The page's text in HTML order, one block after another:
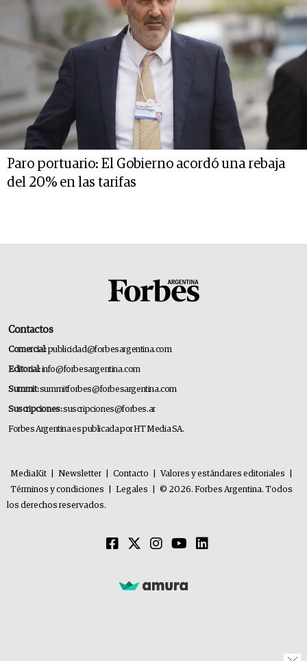
Paro portuario: El Gobierno acordó una rebaja
del 20% en las tarifas
Contactos
Comercial:publicidad@forbesargentina.com
Editorial:info@forbesargentina.com
Summit:summitforbes@forbesargentina.com
Suscripciones:suscripciones@forbes.ar
Forbes Argentina es publicada por HT Media SA.
MediaKit Newsletter Contacto Valores y estándares editoriales
Términos y condiciones
Legales
© 2026. Forbes Argentina. Todos
los derechos reservados.